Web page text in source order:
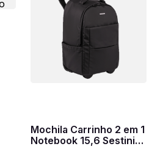
Mochila Carrinho 2 em 1
Notebook 15,6 Sestini